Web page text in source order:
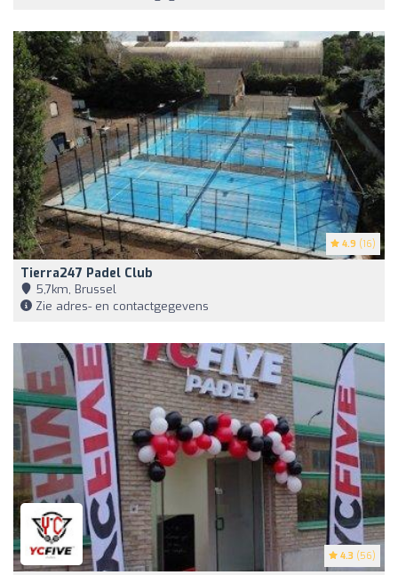
4.9 (16)
Tierra247 Padel Club
5,7km, Brussel
Zie adres- en contactgegevens
4.3 (56)